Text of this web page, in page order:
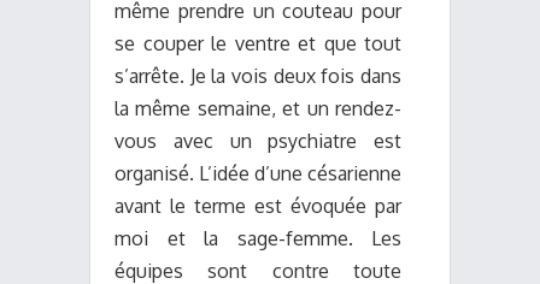
même prendre un couteau pour
se couper le ventre et que tout
s’arrête. Je la vois deux fois dans
la même semaine, et un rendez-
vous avec un psychiatre est
organisé. L’idée d’une césarienne
avant le terme est évoquée par
moi et la sage-femme. Les
équipes sont contre toute